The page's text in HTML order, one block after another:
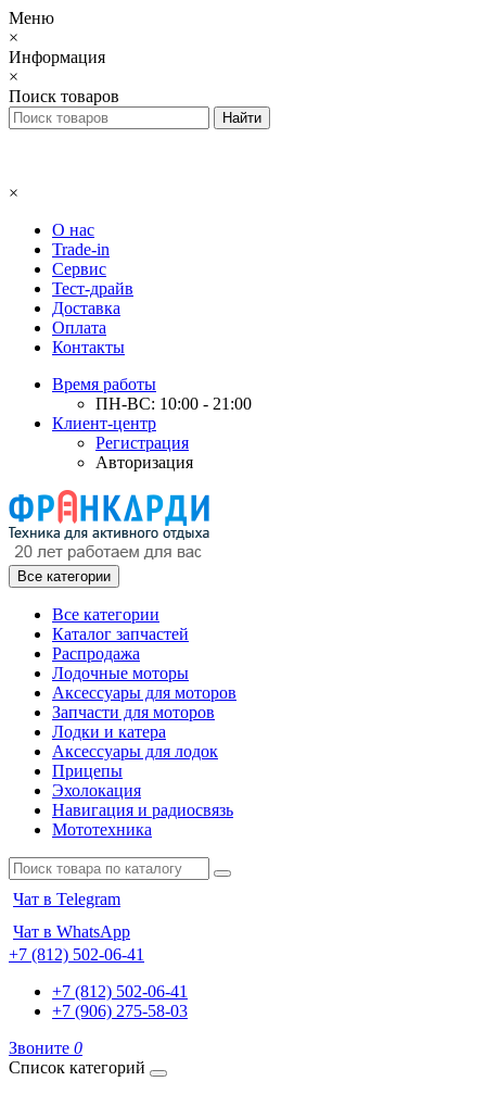
Меню
×
Информация
×
Поиск товаров
×
О нас
Trade-in
Сервис
Тест-драйв
Доставка
Оплата
Контакты
Время работы
ПН-ВС: 10:00 - 21:00
Клиент-центр
Регистрация
Авторизация
Все категории
Все категории
Каталог запчастей
Распродажа
Лодочные моторы
Аксессуары для моторов
Запчасти для моторов
Лодки и катера
Аксессуары для лодок
Прицепы
Эхолокация
Навигация и радиосвязь
Мототехника
Чат в Telegram
Чат в WhatsApp
+7 (812) 502-06-41
+7 (812) 502-06-41
+7 (906) 275-58-03
Звоните 0
Список категорий